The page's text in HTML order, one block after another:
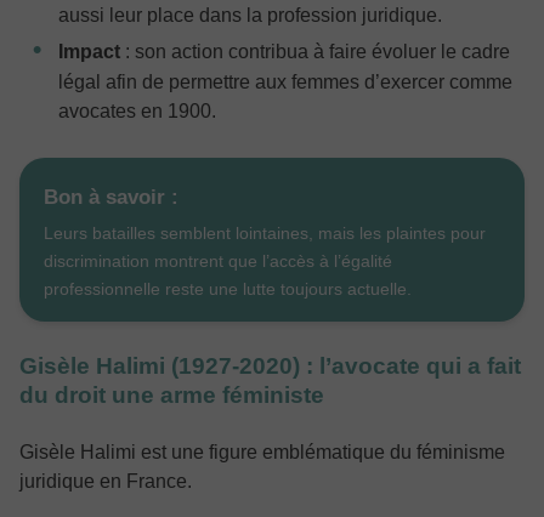
aussi leur place dans la profession juridique.
Impact : son action contribua à faire évoluer le cadre
légal afin de permettre aux femmes d’exercer comme
avocates en 1900.
Bon à savoir :
Leurs batailles semblent lointaines, mais les plaintes pour
discrimination montrent que l’accès à l’égalité
professionnelle reste une lutte toujours actuelle.
Gisèle Halimi (1927‑2020) : l’avocate qui a fait
du droit une arme féministe
Gisèle Halimi est une figure emblématique du féminisme
juridique en France.